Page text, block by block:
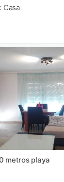
Casa
metros playa